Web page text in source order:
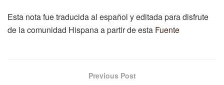
Esta nota fue traducida al español y editada para disfrute
de la comunidad Hispana a partir de esta Fuente
Previous Post